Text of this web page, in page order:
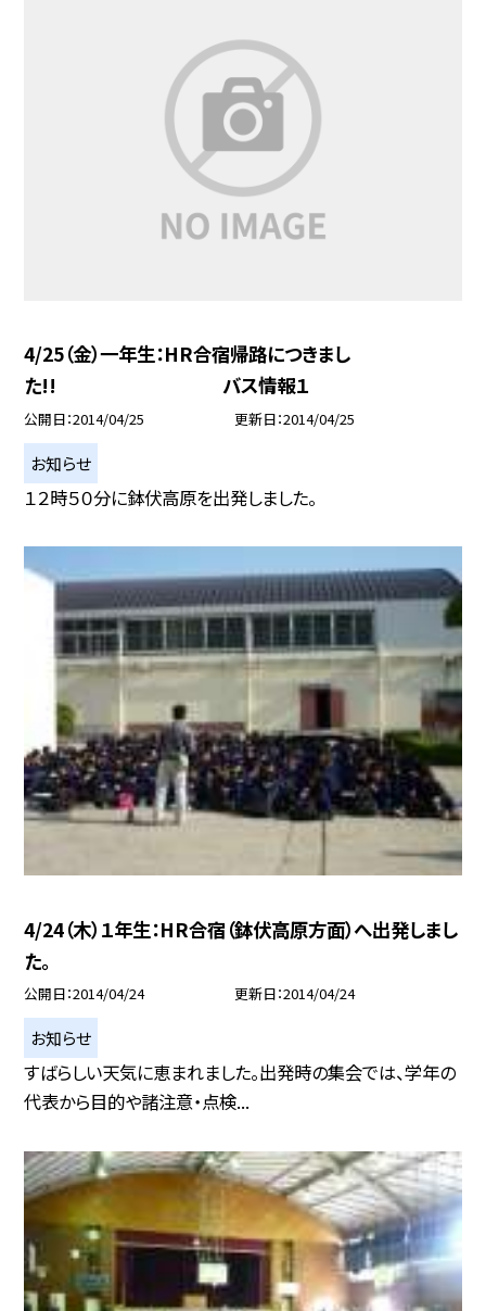
4/25（金）一年生：HR合宿帰路につきまし
た!! バス情報１
公開日 2014/04/25 更新日 2014/04/25
お知らせ
１２時５０分に鉢伏高原を出発しました。
4/24（木）１年生：HR合宿（鉢伏高原方面）へ出発しまし
た。
公開日 2014/04/24 更新日 2014/04/24
お知らせ
すばらしい天気に恵まれました。出発時の集会では、学年の
代表から目的や諸注意・点検...